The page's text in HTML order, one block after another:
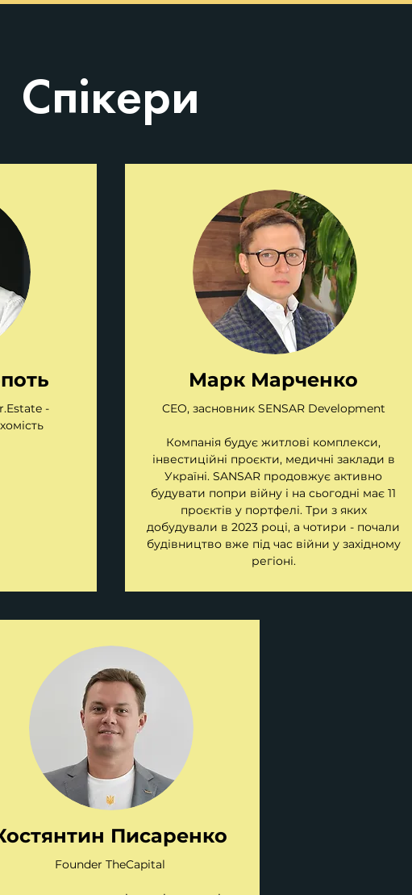
Спікери
-
Марк Марченко
CEO, засновник SENSAR Development
Компанія будує житлові комплекси,
інвестиційні проєкти, медичні заклади в
Україні. SANSAR продовжує активно
будувати попри війну і на сьогодні має 11
проєктів у портфелі. Три з яких
добудували в 2023 році, а чотири - почали
будівництво вже під час війни у західному
регіоні.
Писаренко
Founder TheCapital